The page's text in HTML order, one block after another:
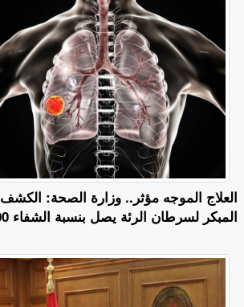
العلاج الموجه مؤثر.. وزارة الصحة: الكشف
المبكر لسرطان الرئة يصل بنسبة الشفاء 100